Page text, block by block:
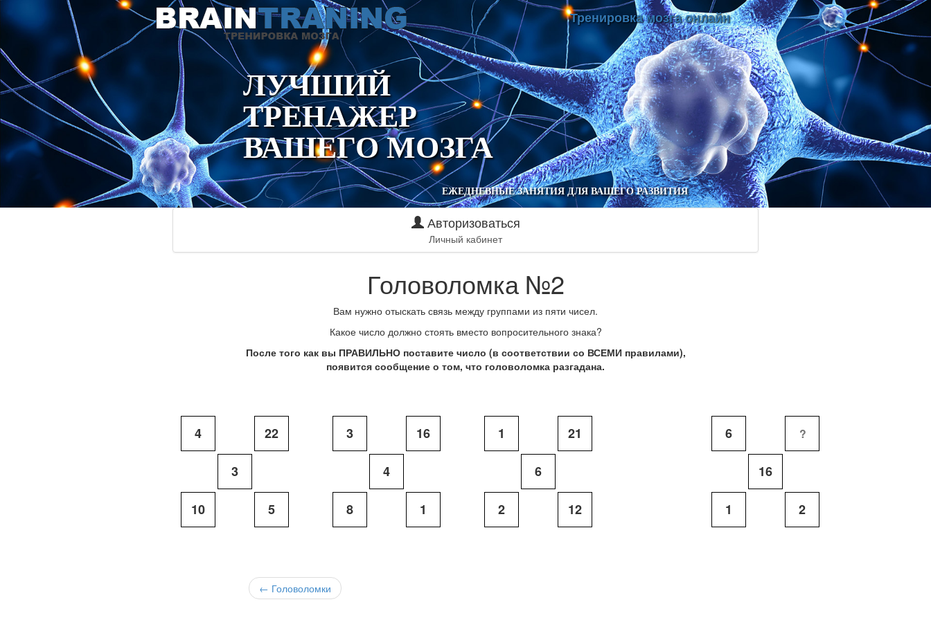
Тренировка мозга онлайн
ЛУЧШИЙ
ТРЕНАЖЕР
ВАШЕГО МОЗГА
ЕЖЕДНЕВНЫЕ ЗАНЯТИЯ ДЛЯ ВАШЕГО РАЗВИТИЯ
Авторизоваться
Личный кабинет
Головоломка №2
Вам нужно отыскать связь между группами из пяти чисел.
Какое число должно стоять вместо вопросительного знака?
После того как вы ПРАВИЛЬНО поставите число (в соответствии со ВСЕМИ правилами),
появится сообщение о том, что головоломка разгадана.
4 22
3
10 5
3 16
4
8 1
1 21
6
2 12
6
16
1 2
← Головоломки